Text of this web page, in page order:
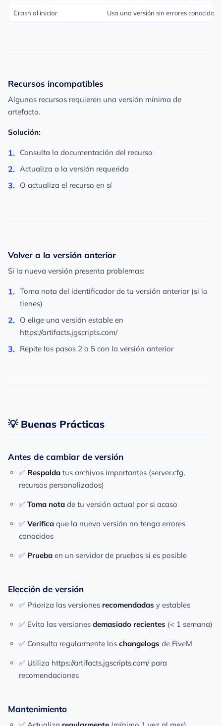
Crash al iniciar Usa una versión sin errores conocidos
Recursos incompatibles
Algunos recursos requieren una versión mínima de
artefacto.
Solución:
Consulta la documentación del recurso
Actualiza a la versión requerida
O actualiza el recurso en sí
Volver a la versión anterior
Si la nueva versión presenta problemas:
Toma nota del identificador de tu versión anterior (si lo
tienes)
O elige una versión estable en
https://artifacts.jgscripts.com/
Repite los pasos 2 a 5 con la versión anterior
💡 Buenas Prácticas
Antes de cambiar de versión
✅ Respalda tus archivos importantes (server.cfg,
recursos personalizados)
✅ Toma nota de tu versión actual por si acaso
✅ Verifica que la nueva versión no tenga errores
conocidos
✅ Prueba en un servidor de pruebas si es posible
Elección de versión
✅ Prioriza las versiones recomendadas y estables
✅ Evita las versiones demasiado recientes (< 1 semana)
✅ Consulta regularmente los changelogs de FiveM
✅ Utiliza https://artifacts.jgscripts.com/ para
recomendaciones
Mantenimiento